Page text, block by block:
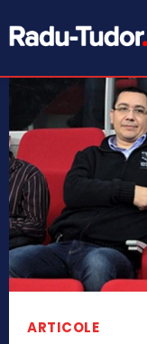
ARTICOLE